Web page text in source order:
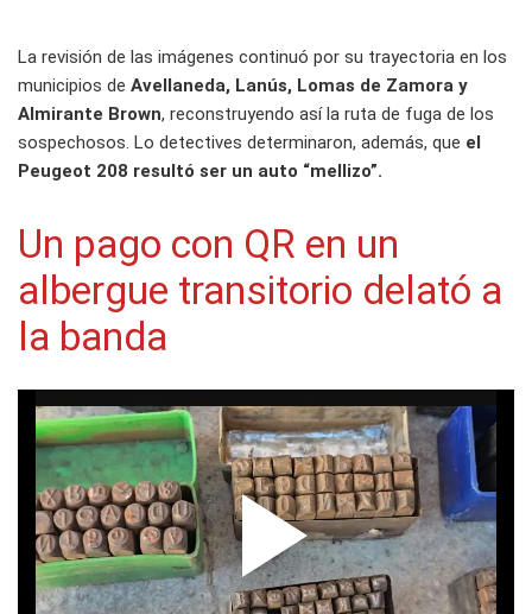
La revisión de las imágenes continuó por su trayectoria en los
municipios de Avellaneda, Lanús, Lomas de Zamora y
Almirante Brown, reconstruyendo así la ruta de fuga de los
sospechosos. Lo detectives determinaron, además, que el
Peugeot 208 resultó ser un auto “mellizo”.
Un pago con QR en un
albergue transitorio delató a
la banda